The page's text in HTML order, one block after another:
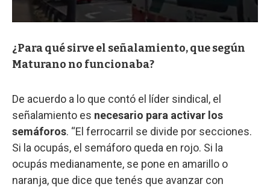
¿Para qué sirve el señalamiento, que según
Maturano no funcionaba?
De acuerdo a lo que contó el líder sindical, el
señalamiento es necesario para activar los
semáforos. “El ferrocarril se divide por secciones.
Si la ocupás, el semáforo queda en rojo. Si la
ocupás medianamente, se pone en amarillo o
naranja, que dice que tenés que avanzar con